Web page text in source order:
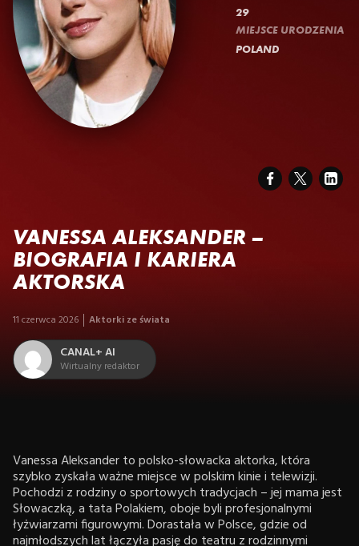
29
MIEJSCE URODZENIA
POLAND
VANESSA ALEKSANDER –
BIOGRAFIA I KARIERA
AKTORSKA
11 czerwca 2026 Aktorki ze świata
CANAL+ AI
Wirtualny redaktor
Vanessa Aleksander to polsko-słowacka aktorka, która
szybko zyskała ważne miejsce w polskim kinie i telewizji.
Pochodzi z rodziny o sportowych tradycjach – jej mama jest
Słowaczką, a tata Polakiem, oboje byli profesjonalnymi
łyżwiarzami figurowymi. Dorastała w Polsce, gdzie od
najmłodszych lat łączyła pasję do teatru z rodzinnymi